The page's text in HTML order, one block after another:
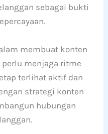
sebagai bukti
membuat konten
perlu menjaga ritme
terlihat aktif dan
strategi konten
hubungan